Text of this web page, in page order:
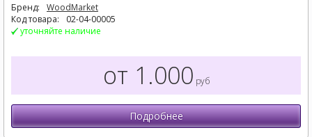
Бренд:
WoodMarket
Код товара:
02-04-00005
уточняйте наличие
от 1.000 руб
Подробнее